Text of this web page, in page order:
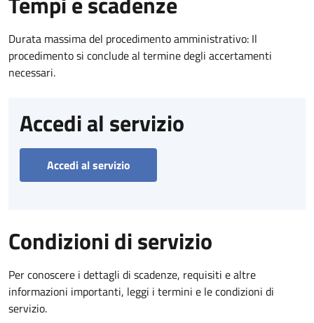
Durata massima del procedimento amministrativo: Il
procedimento si conclude al termine degli accertamenti
necessari.
Accedi al servizio
Accedi al servizio
Condizioni di servizio
Per conoscere i dettagli di scadenze, requisiti e altre
informazioni importanti, leggi i termini e le condizioni di
servizio.